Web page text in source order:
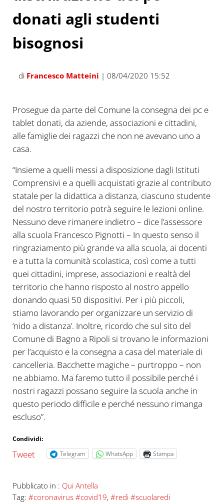
donati agli studenti
bisognosi
di Francesco Matteini | 08/04/2020 15:52
Prosegue da parte del Comune la consegna dei pc e
tablet donati, da aziende, associazioni e cittadini,
alle famiglie dei ragazzi che non ne avevano uno a
casa.
“Insieme a quelli messi a disposizione dagli Istituti
Comprensivi e a quelli acquistati grazie al contributo
statale per la didattica a distanza, ciascuno studente
del nostro territorio potrà seguire le lezioni online.
Nessuno deve rimanere indietro – dice l’assessore
alla scuola Francesco Pignotti – In questo senso il
ringraziamento più grande va alla scuola, ai docenti
e a tutta la comunità scolastica, così come a tutti
quei cittadini, imprese, associazioni e realtà del
territorio che hanno risposto al nostro appello
donando quasi 50 dispositivi. Per i più piccoli,
stiamo lavorando per organizzare un servizio di
‘nido a distanza’. Inoltre, ricordo che sul sito del
Comune di Bagno a Ripoli si trovano le informazioni
per l’acquisto e la consegna a casa del materiale di
cancelleria. Bacchette magiche – purtroppo – non
ne abbiamo. Ma faremo tutto il possibile perché i
nostri ragazzi possano seguire la scuola anche in
questo periodo difficile e perché nessuno rimanga
escluso”.
Condividi:
Tweet Telegram WhatsApp Stampa
Pubblicato in : Qui Antella
Tag: #coronavirus #covid19, #redi #scuolaredi